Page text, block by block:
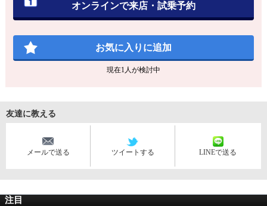
オンラインで来店・試乗予約
お気に入りに追加
現在1人が検討中
友達に教える
メールで送る ツイートする LINEで送る
注目